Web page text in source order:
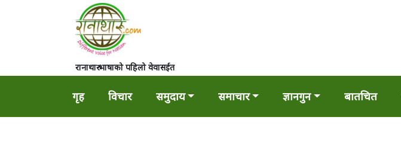
रानाथारु भाषाको पहिलो वेवासईत
गृह विचार समुदाय समाचार ज्ञानगुन बातचित